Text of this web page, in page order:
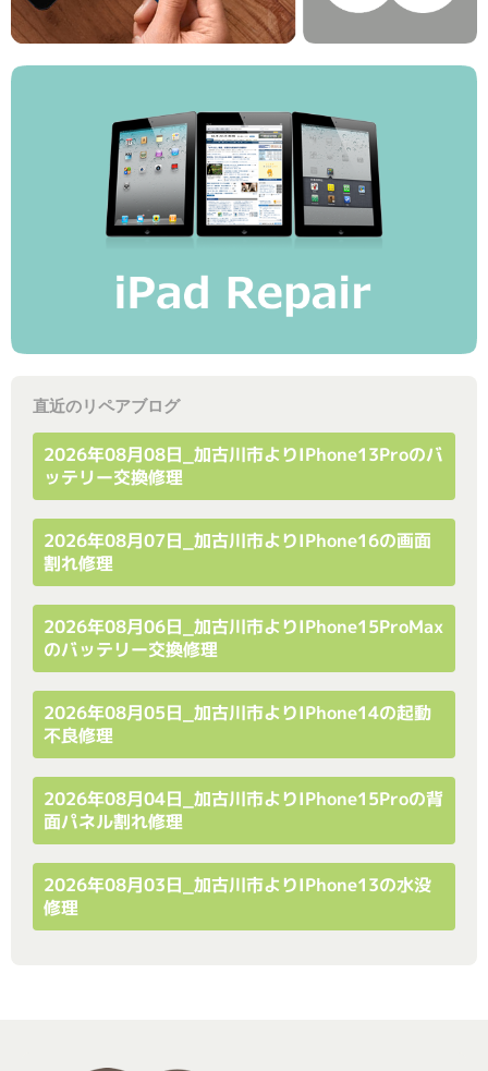
直近のリペアブログ
2026年08月08日_加古川市よりiPhone13Proのバ
ッテリー交換修理
2026年08月07日_加古川市よりiPhone16の画面
割れ修理
2026年08月06日_加古川市よりiPhone15ProMax
のバッテリー交換修理
2026年08月05日_加古川市よりiPhone14の起動
不良修理
2026年08月04日_加古川市よりiPhone15Proの背
面パネル割れ修理
2026年08月03日_加古川市よりiPhone13の水没
修理